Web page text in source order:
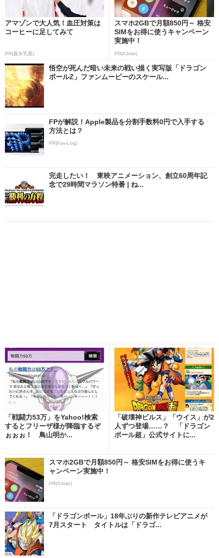
アマゾンで大人気！血圧対策は
コーヒーに足してみて
PR(森永乳業)
スマホ2GBで月額850円～ 格安
SIMをお得に使うキャンペーン
実施中！
PR(IIJmio)
悟空が死んだ暗い未来の戦い描く実写版「ドラゴン
ボールZ」ファンムービーのスケール...
FPが解説！Apple製品を分割手数料0円で入手する
方法とは？
PR(Fav-Log)
完走したい！ 東映アニメーション、創立60周年記
念で29時間マラソン特番 | ね...
「戦闘力53万」をYahoo!検索
するとフリーザ様が降臨するぞ
ぉぉぉ！ 鳥山明か...
「破壊神ビルス」「ウイス」が2
人ずつ登場……？ 「ドラゴン
ボール超」公式サイトに...
スマホ2GBで月額850円～ 格安SIMをお得に使うキ
ャンペーン実施中！
PR(IIJmio)
「ドラゴンボール」18年ぶりの新作テレビアニメが
7月スタート タイトルは「ドラゴ...